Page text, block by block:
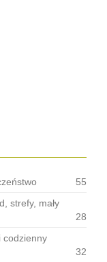
55
strefy, mały
28
codzienny
32